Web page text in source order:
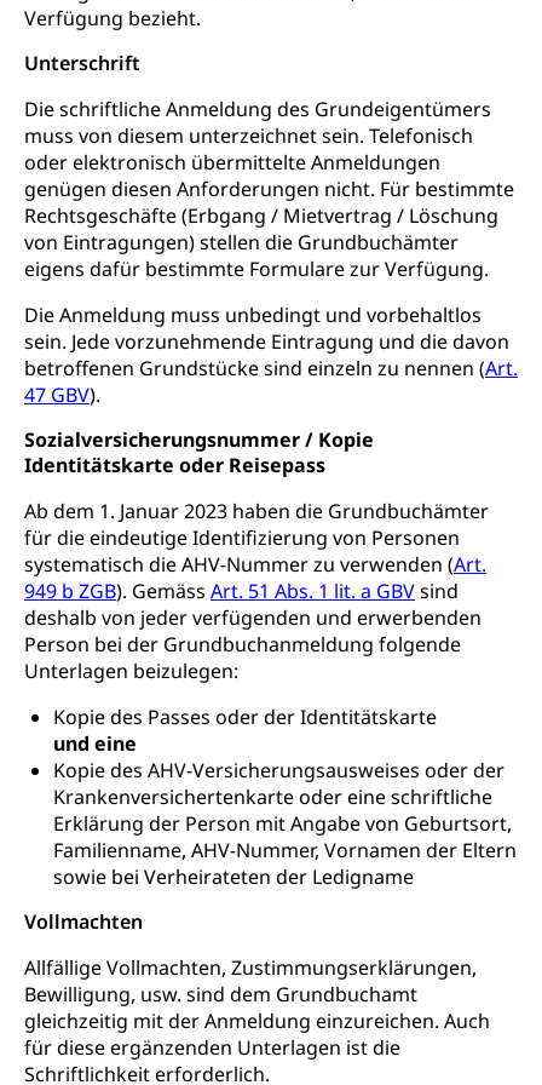
Verfügung bezieht.
Unterschrift
Die schriftliche Anmeldung des Grundeigentümers
muss von diesem unterzeichnet sein. Telefonisch
oder elektronisch übermittelte Anmeldungen
genügen diesen Anforderungen nicht. Für bestimmte
Rechtsgeschäfte (Erbgang / Mietvertrag / Löschung
von Eintragungen) stellen die Grundbuchämter
eigens dafür bestimmte Formulare zur Verfügung.
Die Anmeldung muss unbedingt und vorbehaltlos
sein. Jede vorzunehmende Eintragung und die davon
betroffenen Grundstücke sind einzeln zu nennen (Art.
47 GBV).
Sozialversicherungsnummer / Kopie
Identitätskarte oder Reisepass
Ab dem 1. Januar 2023 haben die Grundbuchämter
für die eindeutige Identifizierung von Personen
systematisch die AHV-Nummer zu verwenden (Art.
949 b ZGB). Gemäss Art. 51 Abs. 1 lit. a GBVsind
deshalb von jeder verfügenden und erwerbenden
Person bei der Grundbuchanmeldung folgende
Unterlagen beizulegen:
Kopie des Passes oder der Identitätskarte
und eine
Kopie des AHV-Versicherungsausweises oder der
Krankenversichertenkarte oder eine schriftliche
Erklärung der Person mit Angabe von Geburtsort,
Familienname, AHV-Nummer, Vornamen der Eltern
sowie bei Verheirateten der Ledigname
Vollmachten
Allfällige Vollmachten, Zustimmungserklärungen,
Bewilligung, usw. sind dem Grundbuchamt
gleichzeitig mit der Anmeldung einzureichen. Auch
für diese ergänzenden Unterlagen ist die
Schriftlichkeit erforderlich.
Beratung & Unterstützung
Fachstelle Berufsbildung
BIZ Beratungs- und Informationszentrum
Berufsmaturität
Zentrum für Brückenangebote
Fach- & Wirtschafts-Mittelschulzentrum FMZ
Gymnasialbildung, Kantonsschulen
Gymnasien & Fachmittelschulen (beruf.lu.ch)
Studienwahl- und Studienbearatung
Fachklasse Grafik
Gesundheitsmittelschule
Informatikmittelschule
Wirtschaftsmittelschule
FMS und Vollzeitschulen mit BM
Sekundarschule, Schulferien, Tagesschule,
Schulergänzende Betreuung, Logopädie,
Psychomotorik, Schulpsychologie, Schulsozialarbeit,
Kantonale Sportcamps
Primarschule
Sekundarschule
Schulpflicht
Kindergarten & Basisstufe
Förderangebote
Sonderschulung
Schulferien
Früherziehung
Schuldienste
Betreuungsangebote
Schulliste
Heilpädagogische Schulen
Freiwilliger Schulsport
Stipendien und Darlehen
Studienbeihilfe, Stipendien, Ausbildungsdarlehen
Stipendien Universität Luzern unilu
Finanzielle Unterstützung für Ausbildung
Fachstelle Stipendien (beruf.lu.ch)
Studienbeiträge Höhere Berufsbildung
Hochschule PHLU
Universität
Technische Hochschule, Studium,
universitäre Ausbildung, akademische Ausbildung,
Hochschulbildung, Hochschule, universitäre
Hochschule, Bachelor, Master, Doktorat,
Weiterbildung, Forschung, Entwicklung,
Dienstleistungen, Hochschule Luzern,
Fachhochschule Zentralschweiz, HSLU,
Pädagogische Hochschule Luzern, PH Luzern, UniLU,
swissuniversities (Dachorganisation der Schweizer
Hochschulen)
swissuniversities
Universität Luzern
Fachstelle Hochschulbildung
Vorschule
Kindergarten, Kinderkrippe, Krippe, Kinderhort,
Kindertagesstätte, Spielgruppe, Tagesmutter,
Freiwilliges Kindergarten Jahr
Kinderbetreuung
Freiwilliges Kindergarten Jahr
Frühe Sprachförderung
Kindergarten & Basisstufe
Frühe Förderung
Gesundheit und Soziales
Konsumentenschutz
Konsumentenrechte, Produktsicherheit,
Preisüberwachung, Preisüberwacher,
Konsumentenorganisation, parallele Einfuhr,
regionale Erschöpfung, nationale Erschöpfung,
internationale Erschöpfung, Preisabsprache, Kartell,
Cassis-deDijon-Prinzip
Lebensmittelkontrolle und
Verbraucherschutz
Krankenversicherung
Unfallversicherung, Berufsunfallversicherung,
Krankheit, Unfall, Prämienverbilligung,